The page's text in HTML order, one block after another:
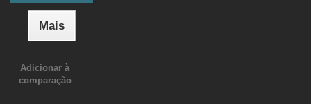
Mais
Adicionar à
comparação